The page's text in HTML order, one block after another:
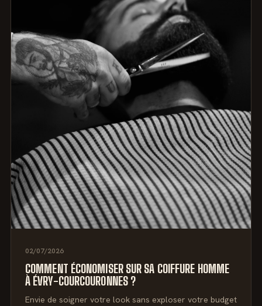
02/07/2026
COMMENT ÉCONOMISER SUR SA COIFFURE HOMME
À ÉVRY-COURCOURONNES ?
Envie de soigner votre look sans exploser votre budget